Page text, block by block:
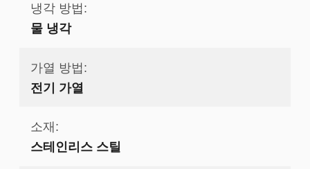
냉각 방법:
물 냉각
가열 방법:
전기 가열
소재:
스테인리스 스틸